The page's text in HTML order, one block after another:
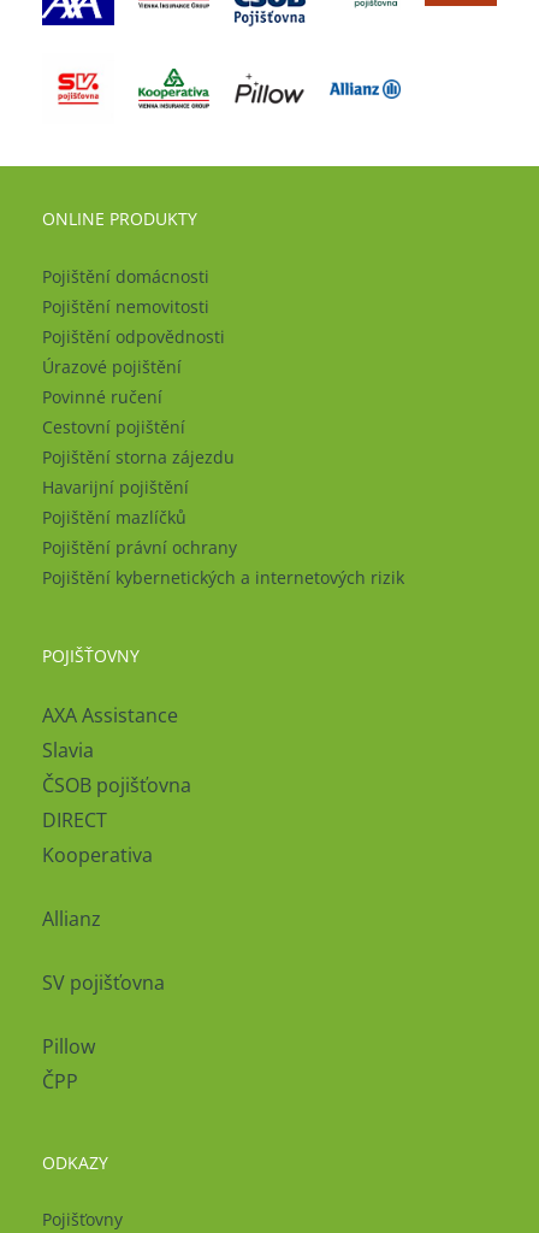
ONLINE PRODUKTY
Pojištění domácnosti
Pojištění nemovitosti
Pojištění odpovědnosti
Úrazové pojištění
Povinné ručení
Cestovní pojištění
Pojištění storna zájezdu
Havarijní pojištění
Pojištění mazlíčků
Pojištění právní ochrany
Pojištění kybernetických a internetových rizik
POJIŠŤOVNY
AXA Assistance
Slavia
ČSOB pojišťovna
DIRECT
Kooperativa
Allianz
SV pojišťovna
Pillow
ČPP
ODKAZY
Pojišťovny